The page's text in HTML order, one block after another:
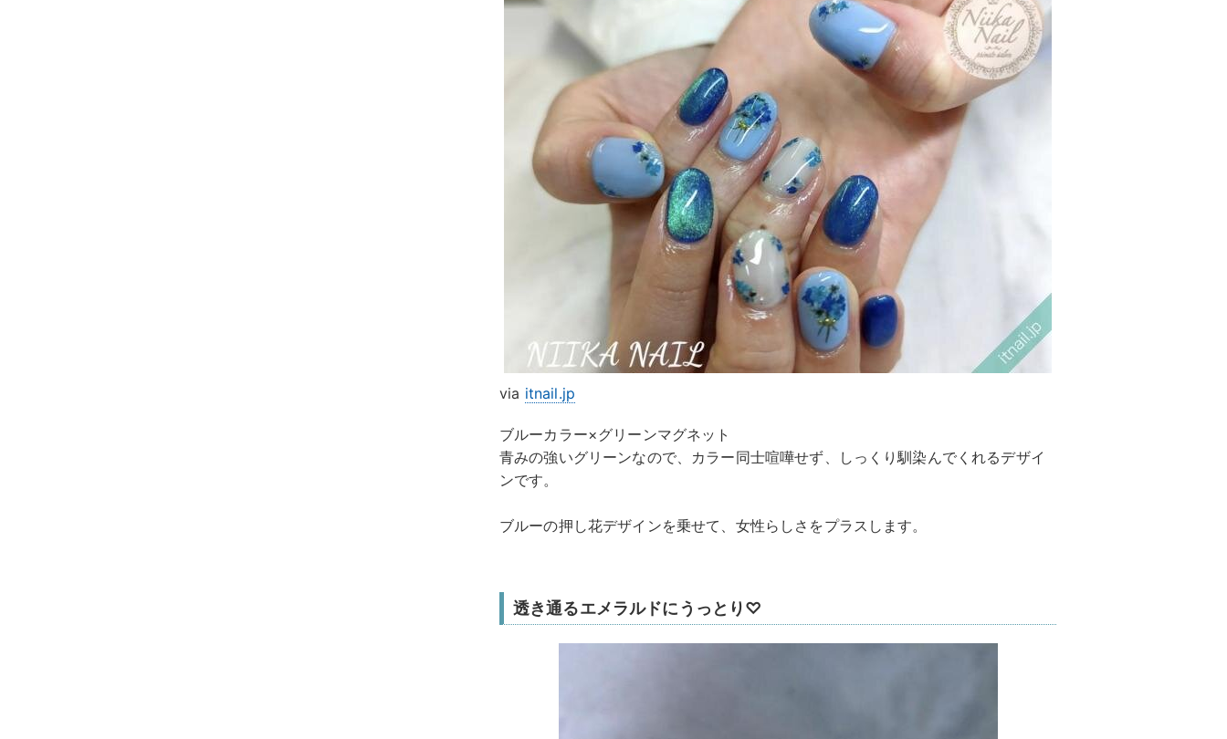
via itnail.jp
ブルーカラー×グリーンマグネット
青みの強いグリーンなので、カラー同士喧嘩せず、しっくり馴染んでくれるデザイ
ンです。
ブルーの押し花デザインを乗せて、女性らしさをプラスします。
透き通るエメラルドにうっとり♡